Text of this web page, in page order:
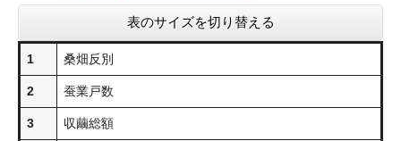
表のサイズを切り替える
1 桑畑反別
2 蚕業戸数
3 収繭総額